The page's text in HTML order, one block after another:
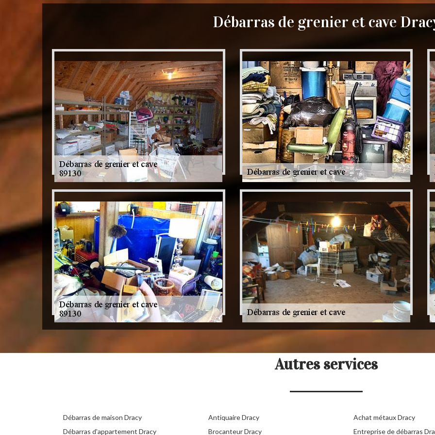
Débarras de grenier et cave
Autres services
Débarras de maison Dracy
Débarras d'appartement Dracy
Antiquaire Dracy
Brocanteur Dracy
Achat métaux Dracy
Entreprise de débarras